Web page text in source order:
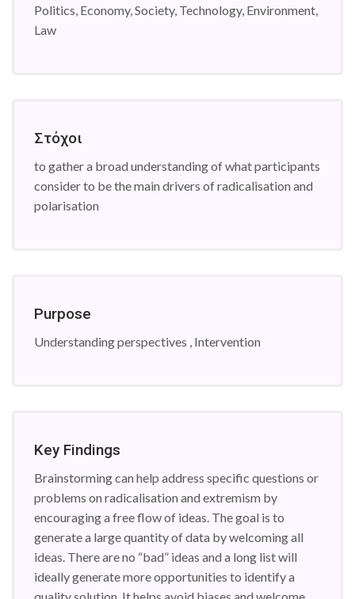
Politics, Economy, Society, Technology, Environment,
Law
Στόχοι
to gather a broad understanding of what participants
consider to be the main drivers of radicalisation and
polarisation
Purpose
Understanding perspectives , Intervention
Key Findings
Brainstorming can help address specific questions or
problems on radicalisation and extremism by
encouraging a free flow of ideas. The goal is to
generate a large quantity of data by welcoming all
ideas. There are no “bad” ideas and a long list will
ideally generate more opportunities to identify a